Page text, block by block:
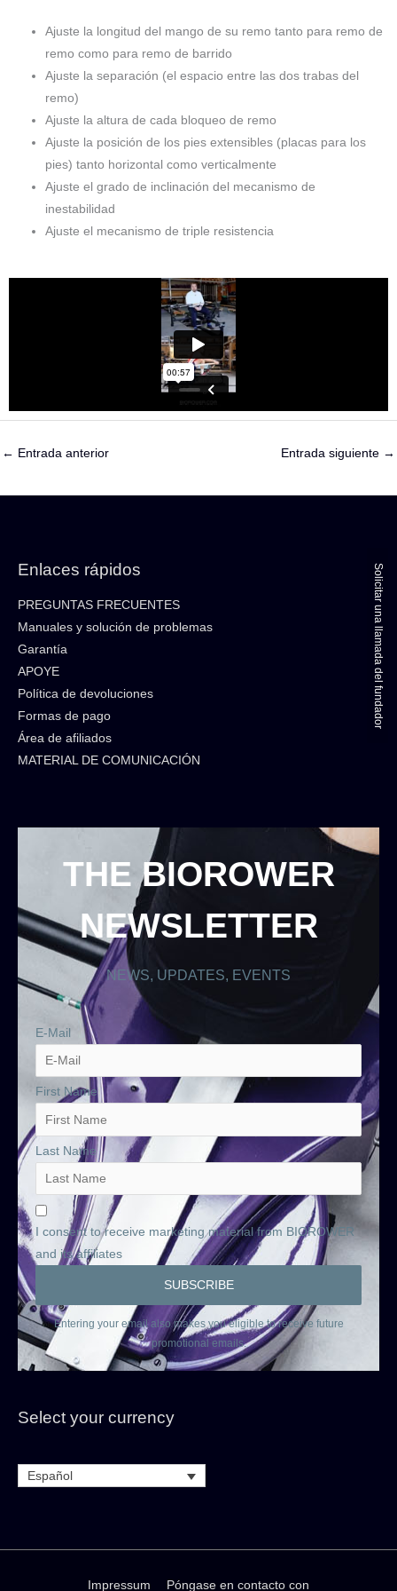
Ajuste la longitud del mango de su remo tanto para remo de
remo como para remo de barrido
Ajuste la separación (el espacio entre las dos trabas del
remo)
Ajuste la altura de cada bloqueo de remo
Ajuste la posición de los pies extensibles (placas para los
pies) tanto horizontal como verticalmente
Ajuste el grado de inclinación del mecanismo de
inestabilidad
Ajuste el mecanismo de triple resistencia
← Entrada anterior Entrada siguiente →
Enlaces rápidos
PREGUNTAS FRECUENTES
Manuales y solución de problemas
Garantía
APOYE
Política de devoluciones
Formas de pago
Área de afiliados
MATERIAL DE COMUNICACIÓN
THE BIOROWER
NEWSLETTER
NEWS, UPDATES, EVENTS
E-Mail
First Name
Last Name
I consent to receive marketing material from BIOROWER
and its affiliates
Entering your email also makes you eligible to receive future
promotional emails.
Select your currency
Español
Impressum Póngase en contacto con
Solicitar una llamada del fundador